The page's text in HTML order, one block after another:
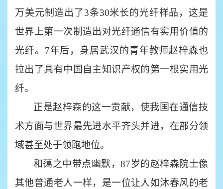
万美元制造出了3条30米长的光纤样品，这是
世界上第一次制造出对光纤通信有实用价值的
光纤。7年后，身居武汉的青年教师赵梓森也
拉出了具有中国自主知识产权的第一根实用光
纤。
正是赵梓森的这一贡献，使我国在通信技
术方面与世界最先进水平齐头并进，在部分领
域甚至处于领跑地位。
和蔼之中带点幽默，87岁的赵梓森院士像
其他普通老人一样，是一位让人如沐春风的老